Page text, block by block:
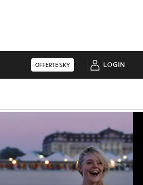
OFFERTE SKY LOGIN